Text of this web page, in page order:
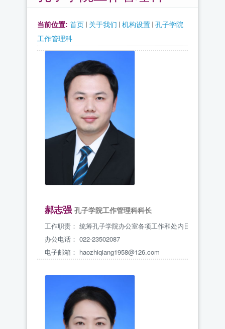
当前位置: 首页 关于我们 机构设置
孔子学院
工作管理科
郝志强 孔子学院工作管理科科长
工作职责： 统筹孔子学院办公室各项工作和处内日常行政事务
办公电话： 022-23502087
电子邮箱： haozhiqiang1958@126.com